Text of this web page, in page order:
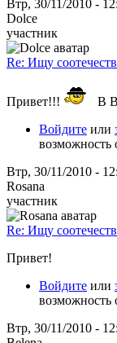
Втр, 30/11/2010 -
Dolce
участник
Re: Ищу
Привет!!!
В
Войдите или
возможность
Втр, 30/11/2010 -
Rosana
участник
Re: Ищу
Привет!
Войдите или
возможность
Втр, 30/11/2010 -